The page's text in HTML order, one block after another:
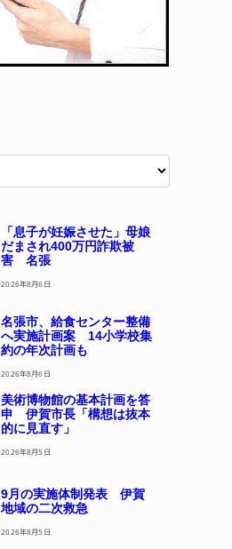
「息子が妊娠させた」母娘
だまされ400万円詐欺被
害 名張
2026年8月6日
名張市、給食センター整備
へ実施計画案 14小学校集
約の年次計画も
2026年8月6日
美術博物館の基本計画を答
申 伊賀市長「構想は抜本
的に見直す」
2026年8月5日
9月の実施体制発表 伊賀
地域の二次救急
2026年8月5日